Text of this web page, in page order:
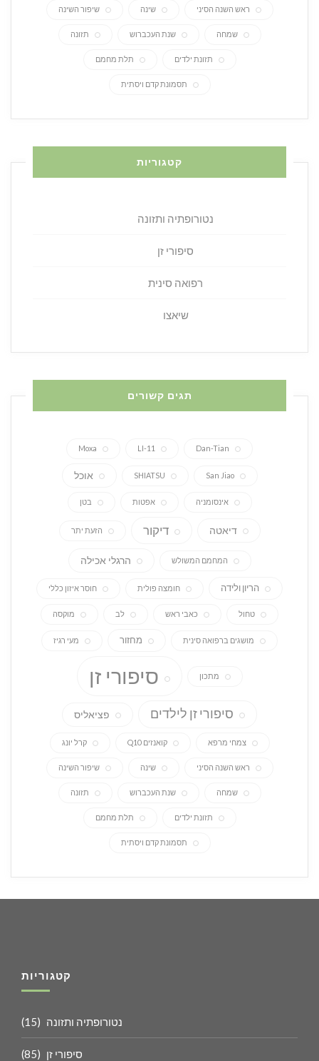
ראש השנה הסיני שינה שיפור השינה
שמחה שנת העכברוש תזונה
תזונת ילדים תלת מחמם
תסמונת קדם ויסתית
קטגוריות
נטורופתיה ותזונה
סיפורי זן
רפואה סינית
שיאצו
תגים קשורים
Dan-Tian
LI-11
Moxa
San Jiao
SHIATSU אוכל
אינסומניה אפטות בטן
דיאטה דיקור הזעת יתר
המחמם המשולש הרגלי אכילה
הריון ולידה חומצה פולית חוסר איזון כללי
טחול כאבי ראש לב מוקסה
מושגים ברפואה סינית מחזור מעי רגיז
מתכון סיפורי זן
סיפורי זן לילדים פציאליס
צמחי מרפא קואנזים Q10 קרל יונג
ראש השנה הסיני שינה שיפור השינה
שמחה שנת העכברוש תזונה
תזונת ילדים תלת מחמם
תסמונת קדם ויסתית
קטגוריות
נטורופתיה ותזונה (15)
סיפורי זן (85)